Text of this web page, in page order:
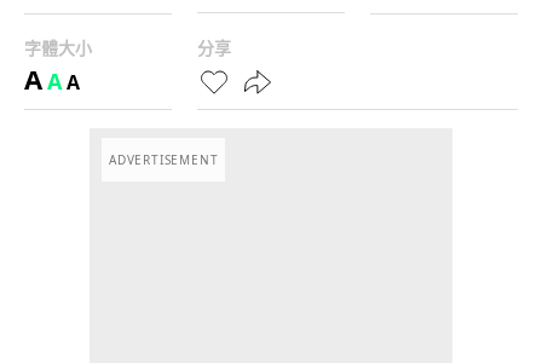
字體大小
AAA
分享
ADVERTISEMENT